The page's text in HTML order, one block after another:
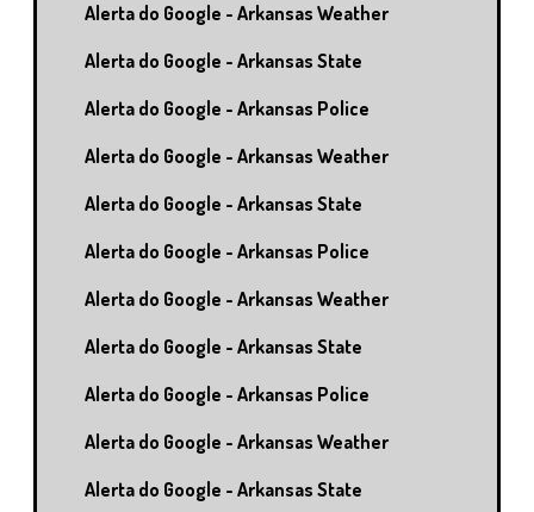
Alerta do Google - Arkansas Weather
Alerta do Google - Arkansas State
Alerta do Google - Arkansas Police
Alerta do Google - Arkansas Weather
Alerta do Google - Arkansas State
Alerta do Google - Arkansas Police
Alerta do Google - Arkansas Weather
Alerta do Google - Arkansas State
Alerta do Google - Arkansas Police
Alerta do Google - Arkansas Weather
Alerta do Google - Arkansas State